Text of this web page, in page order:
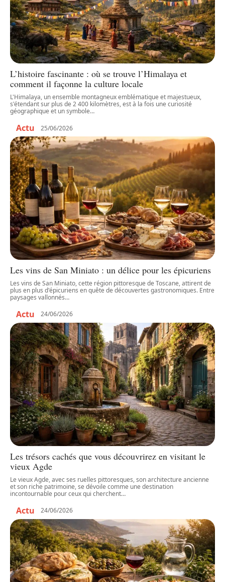
L’histoire fascinante : où se trouve l’Himalaya et
comment il façonne la culture locale
L'Himalaya, un ensemble montagneux emblématique et majestueux,
s'étendant sur plus de 2 400 kilomètres, est à la fois une curiosité
géographique et un symbole…
Actu 25/06/2026
Les vins de San Miniato : un délice pour les épicuriens
Les vins de San Miniato, cette région pittoresque de Toscane, attirent de
plus en plus d'épicuriens en quête de découvertes gastronomiques. Entre
paysages vallonnés…
Actu 24/06/2026
Les trésors cachés que vous découvrirez en visitant le
vieux Agde
Le vieux Agde, avec ses ruelles pittoresques, son architecture ancienne
et son riche patrimoine, se dévoile comme une destination
incontournable pour ceux qui cherchent…
Actu 24/06/2026